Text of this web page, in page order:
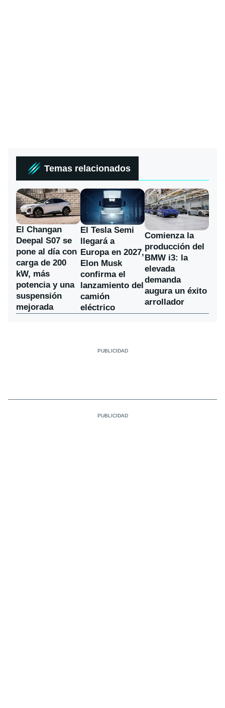
Temas relacionados
El Changan
Deepal S07 se
pone al día con
carga de 200
kW, más
potencia y una
suspensión
mejorada
El Tesla Semi
llegará a
Europa en 2027,
Elon Musk
confirma el
lanzamiento del
camión
eléctrico
Comienza la
producción del
BMW i3: la
elevada
demanda
augura un éxito
arrollador